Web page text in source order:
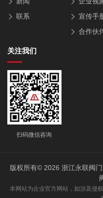
联系
宣传手
合作伙
关注我们
扫码微信咨询
版权所有© 2026 浙江永联阀
本网站为企业官方网站，如涉及侵